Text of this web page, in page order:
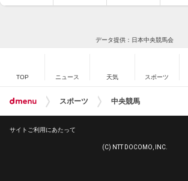
データ提供：日本中央競馬会
TOP ニュース 天気 スポーツ
スポーツ 中央競馬
サイトご利用にあたって
(C) NTT DOCOMO, INC.